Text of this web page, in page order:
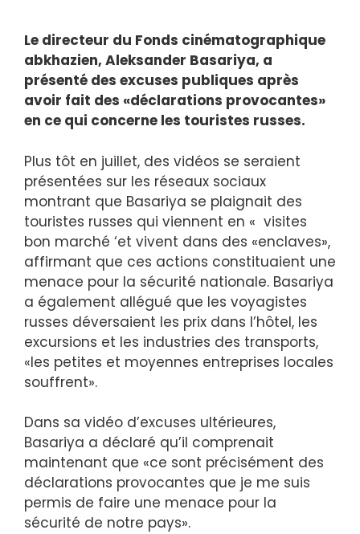
Le directeur du Fonds cinématographique
abkhazien, Aleksander Basariya, a
présenté des excuses publiques après
avoir fait des «déclarations provocantes»
en ce qui concerne les touristes russes.
Plus tôt en juillet, des vidéos se seraient
présentées sur les réseaux sociaux
montrant que Basariya se plaignait des
touristes russes qui viennent en « visites
bon marché ‘et vivent dans des «enclaves»,
affirmant que ces actions constituaient une
menace pour la sécurité nationale. Basariya
a également allégué que les voyagistes
russes déversaient les prix dans l’hôtel, les
excursions et les industries des transports,
«les petites et moyennes entreprises locales
souffrent».
Dans sa vidéo d’excuses ultérieures,
Basariya a déclaré qu’il comprenait
maintenant que «ce sont précisément des
déclarations provocantes que je me suis
permis de faire une menace pour la
sécurité de notre pays».